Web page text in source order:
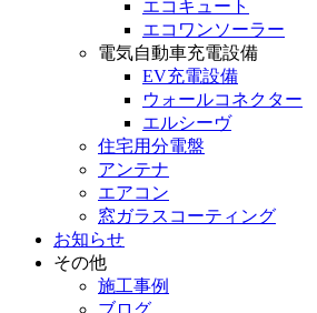
エコキュート
エコワンソーラー
電気自動車充電設備
EV充電設備
ウォールコネクター
エルシーヴ
住宅用分電盤
アンテナ
エアコン
窓ガラスコーティング
お知らせ
その他
施工事例
ブログ